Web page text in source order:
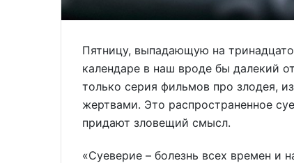
Пятницу, выпадающую на
календаре в наш вроде бы далекий
только серия фильмов про злодея,
жертвами. Это распространенное
придают зловещий смысл.
«Суеверие – болезнь всех времен и